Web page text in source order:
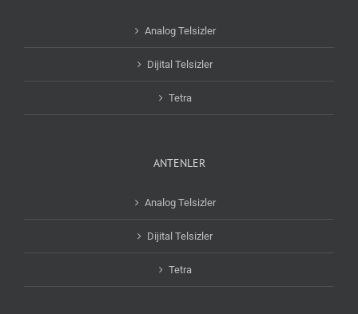
Analog Telsizler
Dijital Telsizler
Tetra
ANTENLER
Analog Telsizler
Dijital Telsizler
Tetra